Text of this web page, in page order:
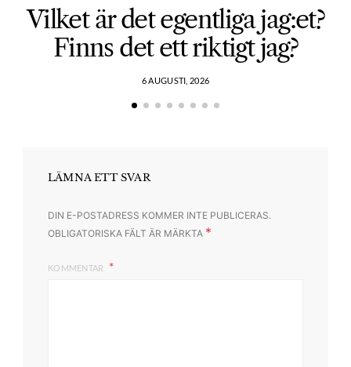
Vilket är det egentliga jag:et?
Finns det ett riktigt jag?
6 AUGUSTI, 2026
LÄMNA ETT SVAR
DIN E-POSTADRESS KOMMER INTE PUBLICERAS.
OBLIGATORISKA FÄLT ÄR MÄRKTA *
KOMMENTAR